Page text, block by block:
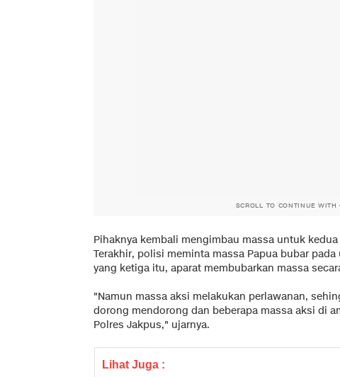
SCROLL TO CONTINUE WITH
Pihaknya kembali mengimbau massa untuk
Terakhir, polisi meminta massa Papua bubar pada
yang ketiga itu, aparat membubarkan massa
"Namun massa aksi melakukan perlawanan,
dorong mendorong dan beberapa massa aksi di
Polres Jakpus," ujarnya.
Lihat Juga :